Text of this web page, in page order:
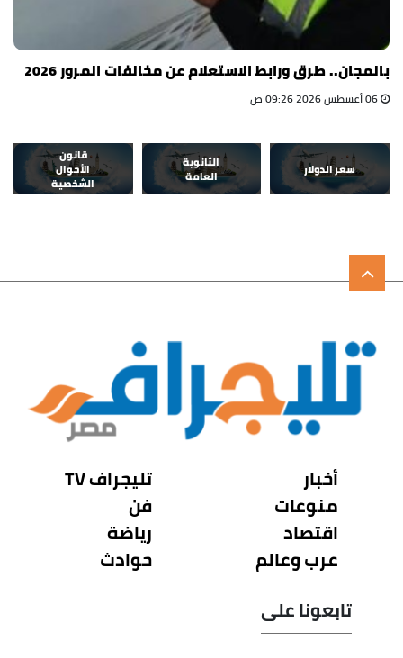
بالمجان.. طرق ورابط الاستعلام عن مخالفات المرور 2026
سعر الدولار
الثانوية
العامة
قانون
الأحوال
الشخصية
أخبار
منوعات
اقتصاد
عرب وعالم
تليجراف TV
فن
رياضة
حوادث
تابعونا على